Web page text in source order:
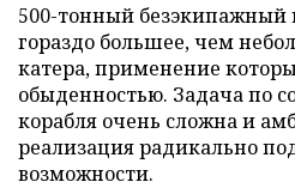
500-тонный безэкипажный
гораздо большее, чем
катера, применение
обыденностью. Задача по
корабля очень сложна и
реализация радикально
возможности.